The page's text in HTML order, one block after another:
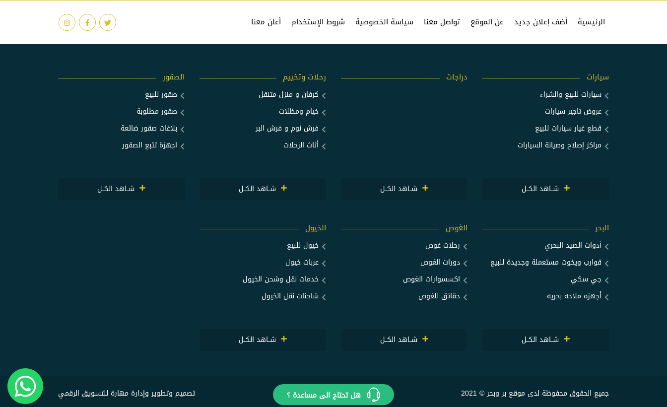
الرئيسية أضف إعلان جديد عن الموقع تواصل معنا سياسة الخصوصية شروط الإستخدام أعلن معنا
سيارات
سيارات للبيع والشراء
عروض تاجير سيارات
قطع غيار سيارات للبيع
مراكز إصلاح وصيانة السيارات
شــاهد الكــل
دراجات
شــاهد الكــل
رحلات وتخييم
كرفان و منزل متنقل
خيام ومظلات
فرش نوم و فرش البر
أثاث الرحلات
شــاهد الكــل
الصقور
صقور للبيع
صقور مطلوبة
بلاغات صقور ضائعة
اجهزة تتبع الصقور
شــاهد الكــل
البحر
أدوات الصيد البحري
قوارب ويخوت مستعملة وجديدة للبيع
جي سكي
أجهزه ملاحه بحريه
شــاهد الكــل
الغوص
رحلات غوص
دورات الغوص
اكسسوارات الغوص
حقائق للغوص
شــاهد الكــل
الخيول
خيول للبيع
عربات خيول
خدمات نقل وشحن الخيول
شاحنات نقل الخيول
شــاهد الكــل
جميع الحقوق محفوظة لدى موقع بر وبحر © 2021 هل تحتاج الى مساعدة ؟ تصميم وتطوير وإدارة مهارة للتسويق الرقمي